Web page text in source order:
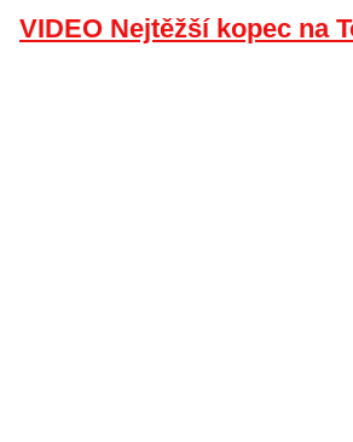
VIDEO Nejtěžší kopec na